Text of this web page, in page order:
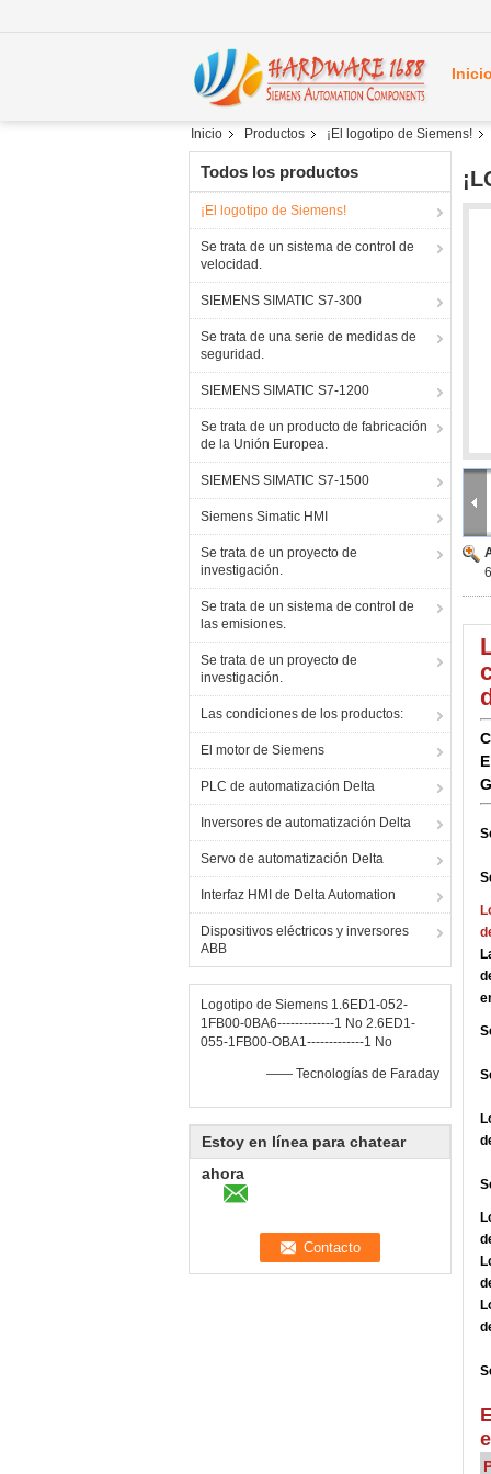
Inicio
Inicio Productos ¡El logotipo de Siemens!
Todos los productos
¡El logotipo de Siemens!
Se trata de un sistema de control de
velocidad.
SIEMENS SIMATIC S7-300
Se trata de una serie de medidas de
seguridad.
SIEMENS SIMATIC S7-1200
Se trata de un producto de fabricación
de la Unión Europea.
SIEMENS SIMATIC S7-1500
Siemens Simatic HMI
Se trata de un proyecto de
investigación.
Se trata de un sistema de control de
las emisiones.
Se trata de un proyecto de
investigación.
Las condiciones de los productos:
El motor de Siemens
PLC de automatización Delta
Inversores de automatización Delta
Servo de automatización Delta
Interfaz HMI de Delta Automation
Dispositivos eléctricos y inversores
ABB
Logotipo de Siemens 1.6ED1-052-
1FB00-0BA6-------------1 No 2.6ED1-
055-1FB00-OBA1-------------1 No
—— Tecnologías de Faraday
Estoy en línea para chatear
ahora